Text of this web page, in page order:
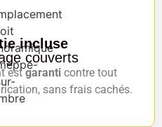
incluse
couverts
estgaranticontre tout
sans frais cachés.